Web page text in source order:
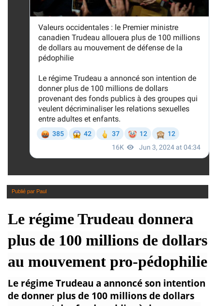
Publié par Paul
Le régime Trudeau donnera
plus de 100 millions de dollars
au mouvement pro-pédophilie
Le régime Trudeau a annoncé son intention
de donner plus de 100 millions de dollars